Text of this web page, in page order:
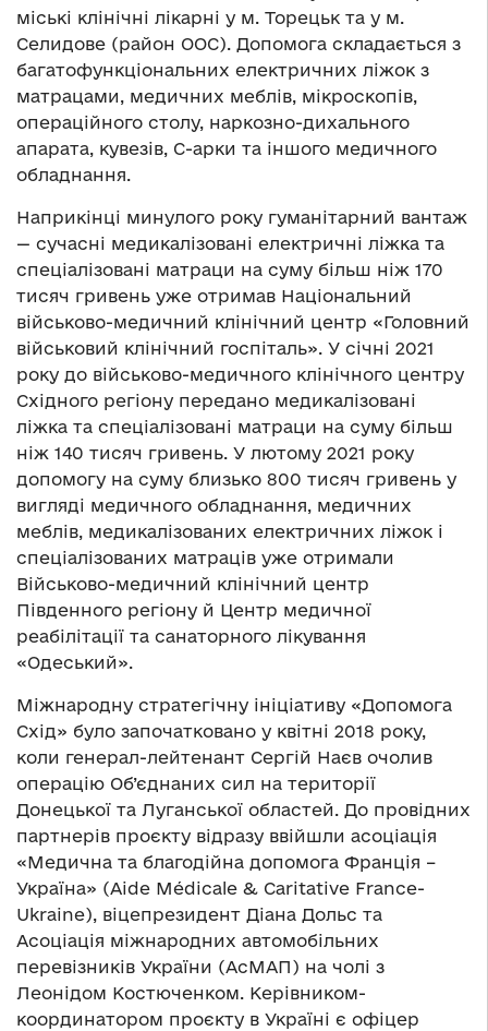
міські клінічні лікарні у м. Торецьк та у м.
Селидове (район ООС). Допомога складається з
багатофункціональних електричних ліжок з
матрацами, медичних меблів, мікроскопів,
операційного столу, наркозно-дихального
апарата, кувезів, С-арки та іншого медичного
обладнання.
Наприкінці минулого року гуманітарний вантаж
— сучасні медикалізовані електричні ліжка та
спеціалізовані матраци на суму більш ніж 170
тисяч гривень уже отримав Національний
військово-медичний клінічний центр «Головний
військовий клінічний госпіталь». У січні 2021
року до військово-медичного клінічного центру
Східного регіону передано медикалізовані
ліжка та спеціалізовані матраци на суму більш
ніж 140 тисяч гривень. У лютому 2021 року
допомогу на суму близько 800 тисяч гривень у
вигляді медичного обладнання, медичних
меблів, медикалізованих електричних ліжок і
спеціалізованих матраців уже отримали
Військово-медичний клінічний центр
Південного регіону й Центр медичної
реабілітації та санаторного лікування
«Одеський».
Міжнародну стратегічну ініціативу «Допомога
Схід» було започатковано у квітні 2018 року,
коли генерал-лейтенант Сергій Наєв очолив
операцію Об’єднаних сил на території
Донецької та Луганської областей. До провідних
партнерів проєкту відразу ввійшли асоціація
«Медична та благодійна допомога Франція –
Україна» (Aide Médicale & Caritative France-
Ukrainе), віцепрезидент Діана Дольс та
Асоціація міжнародних автомобільних
перевізників України (АсМАП) на чолі з
Леонідом Костюченком. Керівником-
координатором проєкту в Україні є офіцер